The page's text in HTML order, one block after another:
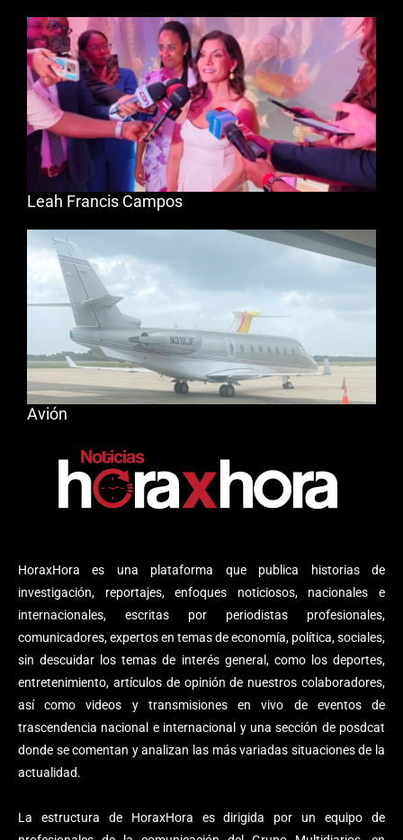
HoraxHora es una plataforma que publica historias de
investigación, reportajes, enfoques noticiosos, nacionales e
internacionales, escritas por periodistas profesionales,
comunicadores, expertos en temas de economía, política, sociales,
sin descuidar los temas de interés general, como los deportes,
entretenimiento, artículos de opinión de nuestros colaboradores,
así como videos y transmisiones en vivo de eventos de
trascendencia nacional e internacional y una sección de posdcat
donde se comentan y analizan las más variadas situaciones de la
actualidad.
La estructura de HoraxHora es dirigida por un equipo de
Leah Francis Campos
Avión